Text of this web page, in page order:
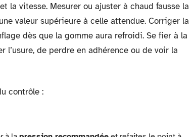
la vitesse. Mesurer ou ajuster à chaud fausse la
valeur supérieure à celle attendue. Corriger la
dès que la gomme aura refroidi. Se fier à la
l’usure, de perdre en adhérence ou de voir la
contrôle :